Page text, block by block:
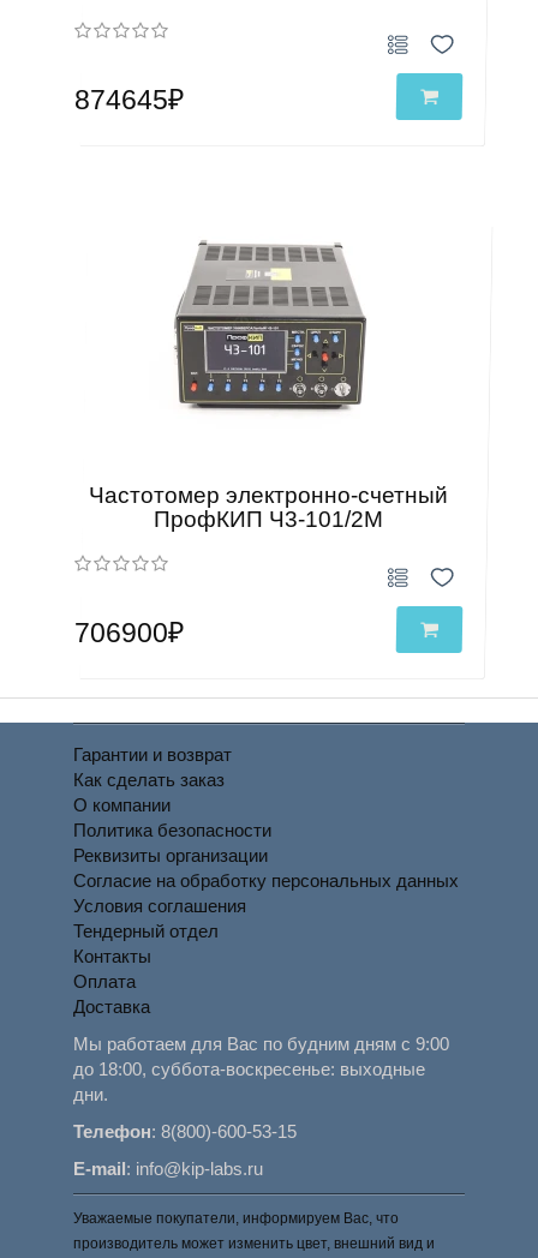
874645₽
Частотомер электронно-счетный
ПрофКИП Ч3-101/2М
706900₽
Гарантии и возврат
Как сделать заказ
О компании
Политика безопасности
Реквизиты организации
Согласие на обработку персональных данных
Условия соглашения
Тендерный отдел
Контакты
Оплата
Доставка
Мы работаем для Вас по будним дням с 9:00
до 18:00, суббота-воскресенье: выходные
дни.
Телефон:8(800)-600-53-15
E-mail: info@kip-labs.ru
Уважаемые покупатели, информируем Вас, что
производитель может изменить цвет, внешний вид и